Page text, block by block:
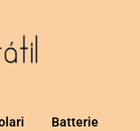
Batterie